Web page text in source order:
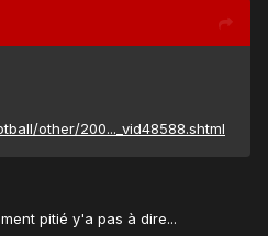
other/200..._vid48588.shtml
pitié y'a pas à dire...